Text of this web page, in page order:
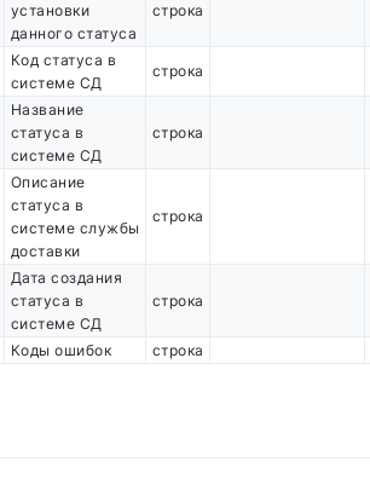
установки
данного статуса
строка
Код статуса в
системе СД
строка
Название
статуса в
системе СД
строка
Описание
статуса в
системе службы
доставки
строка
Дата создания
статуса в
системе СД
строка
Коды ошибок строка